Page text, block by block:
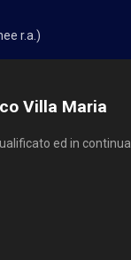
r.a.)
Villa Maria
ed in continua